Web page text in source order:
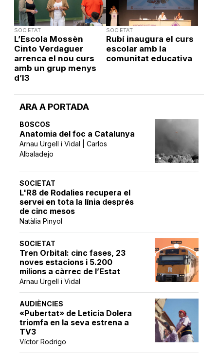
ARA A PORTADA
BOSCOS
Anatomia del foc a Catalunya
Arnau Urgell i Vidal | Carlos
Albaladejo
SOCIETAT
L'R8 de Rodalies recupera el
servei en tota la línia després
de cinc mesos
Natàlia Pinyol
SOCIETAT
Tren Orbital: cinc fases, 23
noves estacions i 5.200
milions a càrrec de l’Estat
Arnau Urgell i Vidal
AUDIÈNCIES
«Pubertat» de Leticia Dolera
triomfa en la seva estrena a
TV3
Víctor Rodrigo
SOCIETAT
L’Escola Mossèn
Cinto Verdaguer
arrenca el nou curs
amb un grup menys
d’I3
SOCIETAT
Rubí inaugura el curs
escolar amb la
comunitat educativa